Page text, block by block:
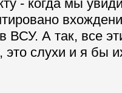
- когда мы
ВСУ. А так, все
это слухи и я бы